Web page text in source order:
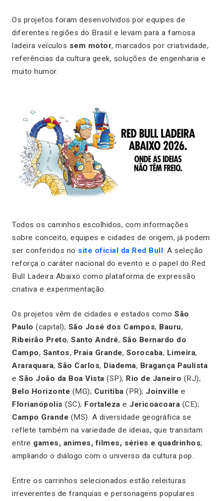
Os projetos foram desenvolvidos por equipes de
diferentes regiões do Brasil e levam para a famosa
ladeira veículos sem motor, marcados por criatividade,
referências da cultura geek, soluções de engenharia e
muito humor.
Todos os carrinhos escolhidos, com informações
sobre conceito, equipes e cidades de origem, já podem
ser conferidos no site oficial da Red Bull. A seleção
reforça o caráter nacional do evento e o papel do Red
Bull Ladeira Abaixo como plataforma de expressão
criativa e experimentação.
Os projetos vêm de cidades e estados como São
Paulo (capital), São José dos Campos, Bauru,
Ribeirão Preto, Santo André, São Bernardo do
Campo, Santos, Praia Grande, Sorocaba, Limeira,
Araraquara, São Carlos, Diadema, Bragança Paulista
e São João da Boa Vista (SP); Rio de Janeiro (RJ);
Belo Horizonte (MG); Curitiba (PR); Joinville e
Florianópolis (SC); Fortaleza e Jericoacoara (CE);
Campo Grande (MS). A diversidade geográfica se
reflete também na variedade de ideias, que transitam
entre games, animes, filmes, séries e quadrinhos,
ampliando o diálogo com o universo da cultura pop.
Entre os carrinhos selecionados estão releituras
irreverentes de franquias e personagens populares